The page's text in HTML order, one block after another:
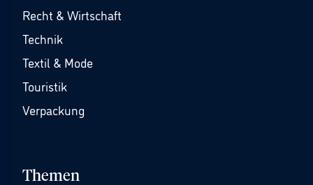
Recht & Wirtschaft
Technik
Textil & Mode
Touristik
Verpackung
Themen